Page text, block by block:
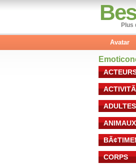
Plus
Avatar
ADULTES
ANIMAUX
CORPS